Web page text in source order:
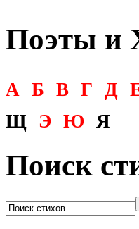
Поэты и
А Б В Г Д
Щ
Э Ю Я
Поиск